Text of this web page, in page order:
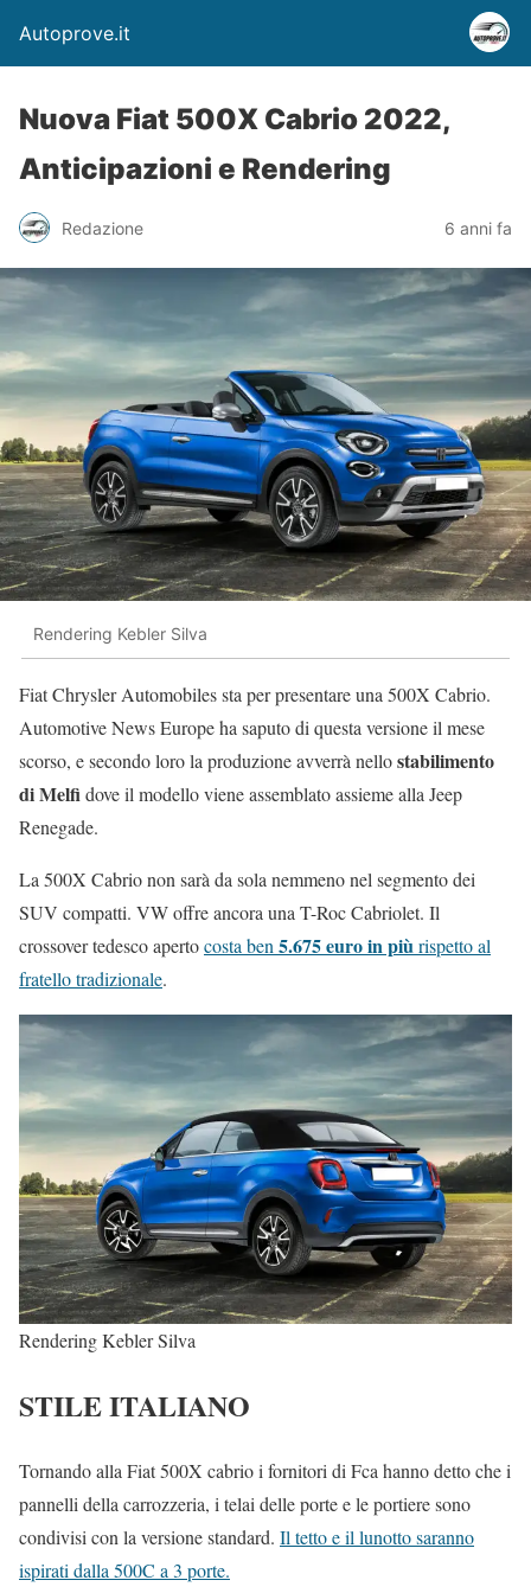
Autoprove.it
Nuova Fiat 500X Cabrio 2022,
Anticipazioni e Rendering
Redazione 6 anni fa
Rendering Kebler Silva
Fiat Chrysler Automobiles sta per presentare una 500X Cabrio.
Automotive News Europe ha saputo di questa versione il mese
scorso, e secondo loro la produzione avverrà nellostabilimento
di Melfidove il modello viene assemblato assieme alla Jeep
Renegade.
La 500X Cabrio non sarà da sola nemmeno nel segmento dei
SUV compatti. VW offre ancora una T-Roc Cabriolet. Il
crossover tedesco apertocosta ben5.675 euro in piùrispetto al
fratello tradizionale.
Rendering Kebler Silva
STILE ITALIANO
Tornando alla Fiat 500X cabrio i fornitori di Fca hanno detto che i
pannelli della carrozzeria, i telai delle porte e le portiere sono
condivisi con la versione standard. Il tetto e il lunotto saranno
ispirati dalla 500C a 3 porte.